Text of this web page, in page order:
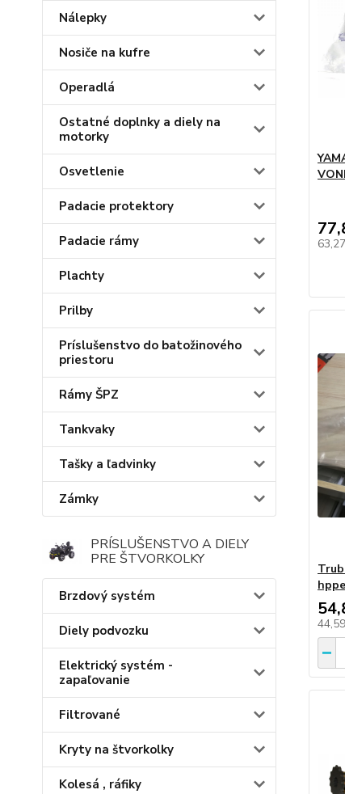
Nálepky
Nosiče na kufre
Operadlá
Ostatné doplnky a diely na
motorky
Osvetlenie
Padacie protektory
Padacie rámy
Plachty
Prilby
Príslušenstvo do batožinového
priestoru
Rámy ŠPZ
Tankvaky
Tašky a ľadvinky
Zámky
PRÍSLUŠENSTVO A DIELY
PRE ŠTVORKOLKY
Brzdový systém
Diely podvozku
Elektrický systém -
zapaľovanie
Filtrované
Kryty na štvorkolky
Kolesá , ráfiky